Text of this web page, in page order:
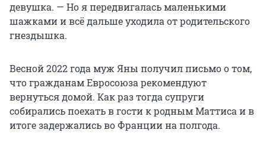
девушка. — Но я передвигалась маленькими
шажками и всё дальше уходила от родительского
гнездышка.
Весной 2022 года муж Яны получил письмо о том,
что гражданам Евросоюза рекомендуют
вернуться домой. Как раз тогда супруги
собирались поехать в гости к родным Маттиса и в
итоге задержались во Франции на полгода.